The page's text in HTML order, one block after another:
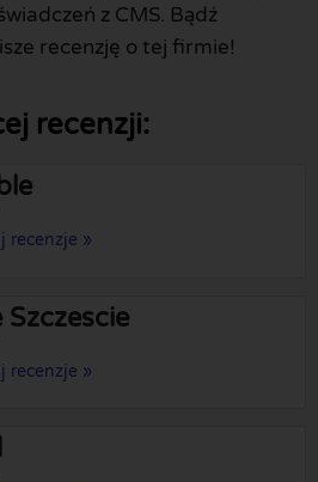
z CMS. Bądź
recenzję o tej firmie!
recenzji:
recenzje »
Szczescie
recenzje »